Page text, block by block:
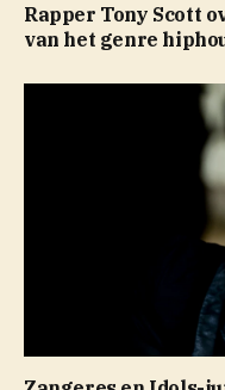
Rapper Tony Scott
van het genre